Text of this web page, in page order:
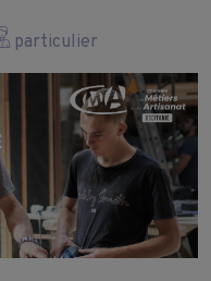
particulier